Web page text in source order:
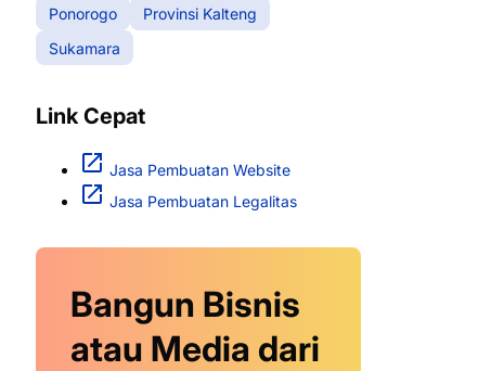
Ponorogo
Provinsi Kalteng
Sukamara
Link Cepat
Jasa Pembuatan Website
Jasa Pembuatan Legalitas
Bangun Bisnis
atau Media dari